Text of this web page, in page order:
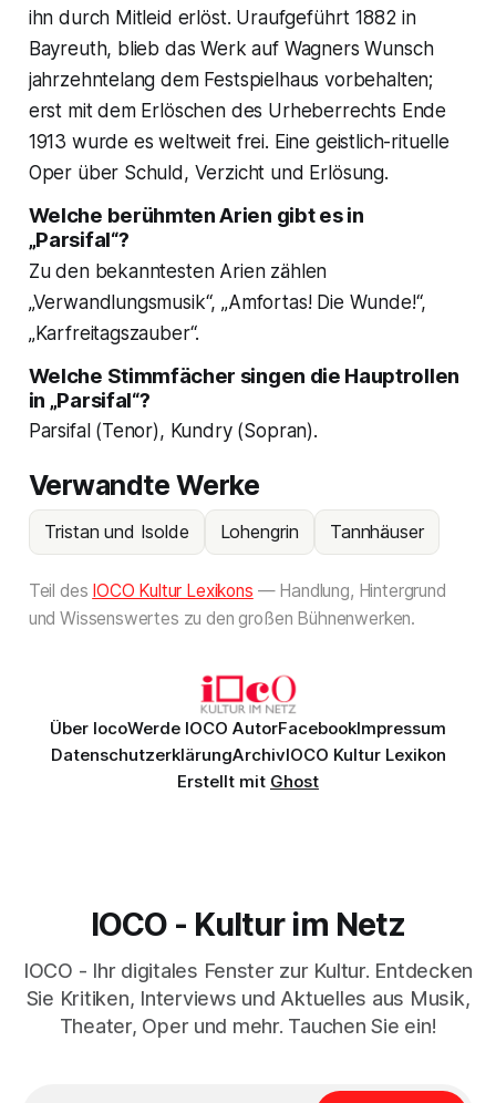
ihn durch Mitleid erlöst. Uraufgeführt 1882 in
Bayreuth, blieb das Werk auf Wagners Wunsch
jahrzehntelang dem Festspielhaus vorbehalten;
erst mit dem Erlöschen des Urheberrechts Ende
1913 wurde es weltweit frei. Eine geistlich-rituelle
Oper über Schuld, Verzicht und Erlösung.
Welche berühmten Arien gibt es in
„Parsifal“?
Zu den bekanntesten Arien zählen
„Verwandlungsmusik“, „Amfortas! Die Wunde!“,
„Karfreitagszauber“.
Welche Stimmfächer singen die Hauptrollen
in „Parsifal“?
Parsifal (Tenor), Kundry (Sopran).
Verwandte Werke
Tristan und Isolde Lohengrin Tannhäuser
Teil des IOCO Kultur Lexikons — Handlung, Hintergrund
und Wissenswertes zu den großen Bühnenwerken.
Über IocoWerde IOCO AutorFacebookImpressum
DatenschutzerklärungArchivIOCO Kultur Lexikon
Erstellt mit Ghost
IOCO - Kultur im Netz
IOCO - Ihr digitales Fenster zur Kultur. Entdecken
Sie Kritiken, Interviews und Aktuelles aus Musik,
Theater, Oper und mehr. Tauchen Sie ein!